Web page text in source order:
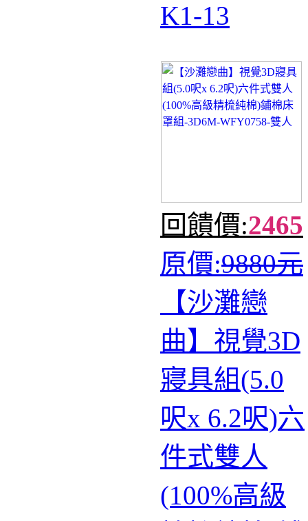
K1-13
回饋價:2465
原價:9880元
【沙灘戀
曲】視覺3D
寢具組(5.0
呎x 6.2呎)六
件式雙人
(100%高級